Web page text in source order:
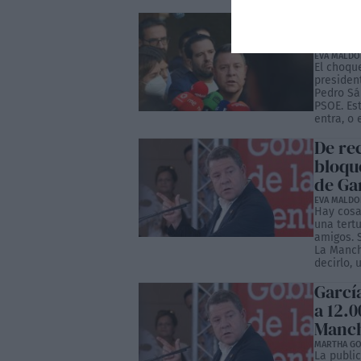
EVA
El
Pedro
PSOE.
entra, o
De
de
EVA
Hay
una
amigos.
La
decirlo,
a
MARTHA
La